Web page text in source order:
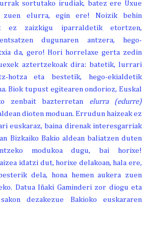
sortutako irudiak, batez ere Uxue
zuen elurra, egin ere! Noizik behin
ez zaizkigu iparraldetik etortzen,
dugunaren antzera, hego-
da, gero! Hori horrelaxe gerta zedin
aztertzekoak dira: batetik, lurrari
hotza eta bestetik, hego-ekialdetik
Biok tupust egitearen ondorioz, Euskal
zenbait bazterretan elurra (edurre)
dioten moduan. Errudun haizeak ez
euskaraz, baina direnak interesgarriak
Bizkaiko Bakio aldean baliatzen duten
modukoa dugu, bai horixe!
idatzi dut, horixe delakoan, hala ere,
dela, hona hemen aukera zuen
Datua Iñaki Gaminderi zor diogu eta
sakon dezakezue Bakioko euskararen